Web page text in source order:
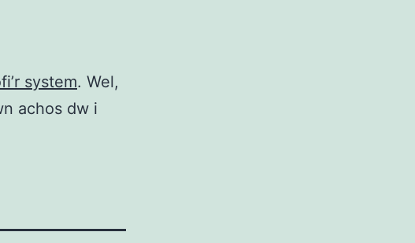
system. Wel,
achos dw i